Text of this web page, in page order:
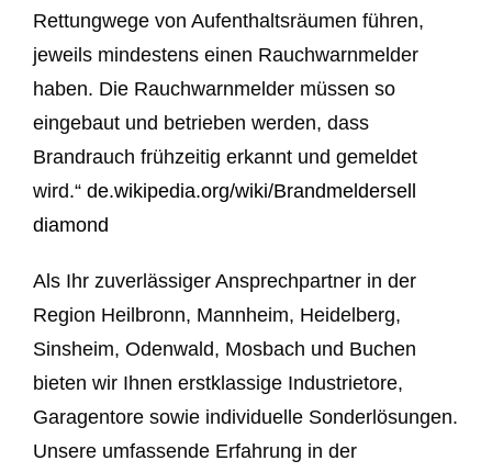
Rettungwege von Aufenthaltsräumen führen,
jeweils mindestens einen Rauchwarnmelder
haben. Die Rauchwarnmelder müssen so
eingebaut und betrieben werden, dass
Brandrauch frühzeitig erkannt und gemeldet
wird.“ de.wikipedia.org/wiki/Brandmeldersell
diamond
Als Ihr zuverlässiger Ansprechpartner in der
Region Heilbronn, Mannheim, Heidelberg,
Sinsheim, Odenwald, Mosbach und Buchen
bieten wir Ihnen erstklassige Industrietore,
Garagentore sowie individuelle Sonderlösungen.
Unsere umfassende Erfahrung in der